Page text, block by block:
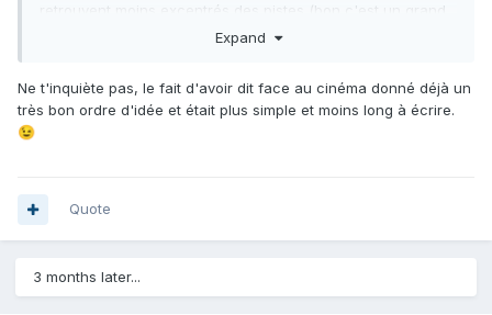
retrouvent moins excentrés des pistes (bon c'est un grand
mot vu la taille du village), après ça pose plus de problèmes
Et la rouge et la verte à fort trafic qui se rejoindraient sur la
l'option proche
d'accident de skieurs.
Expand
Ne t'inquiète pas, le fait d'avoir dit face au cinéma donné déjà un
très bon ordre d'idée et était plus simple et moins long à écrire.
😉
Quote
3 months later...